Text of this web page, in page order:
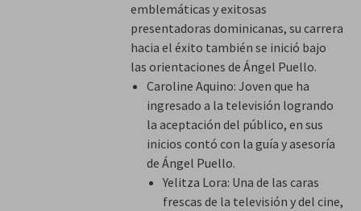
emblemáticas y exitosas
presentadoras dominicanas, su carrera
hacia el éxito también se inició bajo
las orientaciones de Ángel Puello.
Caroline Aquino: Joven que ha
ingresado a la televisión logrando
la aceptación del público, en sus
inicios contó con la guía y asesoría
de Ángel Puello.
Yelitza Lora: Una de las caras
frescas de la televisión y del cine,